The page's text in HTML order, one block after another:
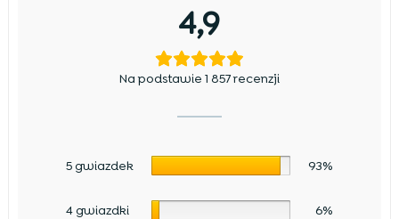
4,9
Na podstawie 1 857 recenzji
5 gwiazdek 93%
4 gwiazdki 6%